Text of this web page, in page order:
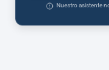
Nuestro asistente